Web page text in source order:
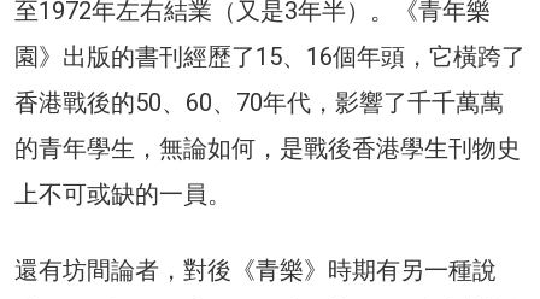
至1972年左右結業（又是3年半）。《青年樂
園》出版的書刊經歷了15、16個年頭，它橫跨了
香港戰後的50、60、70年代，影響了千千萬萬
的青年學生，無論如何，是戰後香港學生刊物史
上不可或缺的一員。
還有坊間論者，對後《青樂》時期有另一種說